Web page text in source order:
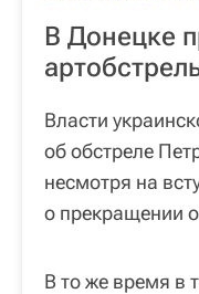
В Донецке
Власти
об обстреле
несмотря на
о прекращении
В то же время в